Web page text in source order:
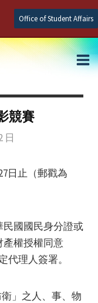
Office of Student Affairs
競賽
日
日止（郵戳為
國國民身分證或
權授權同意
代理人簽署。
」之人、事、物